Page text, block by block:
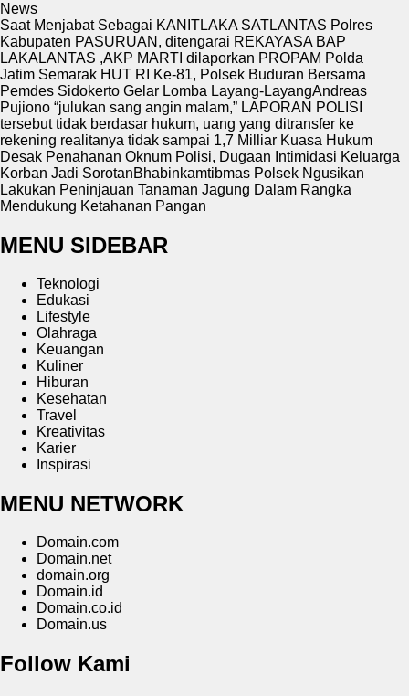
News
Saat Menjabat Sebagai KANITLAKA SATLANTAS Polres
Kabupaten PASURUAN, ditengarai REKAYASA BAP
LAKALANTAS ,AKP MARTI dilaporkan PROPAM Polda
Jatim Semarak HUT RI Ke-81, Polsek Buduran Bersama
Pemdes Sidokerto Gelar Lomba Layang-LayangAndreas
Pujiono “julukan sang angin malam,” LAPORAN POLISI
tersebut tidak berdasar hukum, uang yang ditransfer ke
rekening realitanya tidak sampai 1,7 Milliar Kuasa Hukum
Desak Penahanan Oknum Polisi, Dugaan Intimidasi Keluarga
Korban Jadi SorotanBhabinkamtibmas Polsek Ngusikan
Lakukan Peninjauan Tanaman Jagung Dalam Rangka
Mendukung Ketahanan Pangan
MENU SIDEBAR
Teknologi
Edukasi
Lifestyle
Olahraga
Keuangan
Kuliner
Hiburan
Kesehatan
Travel
Kreativitas
Karier
Inspirasi
MENU NETWORK
Domain.com
Domain.net
domain.org
Domain.id
Domain.co.id
Domain.us
Follow Kami